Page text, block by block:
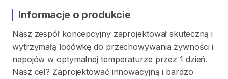
Informacje o produkcie
Nasz zespół koncepcyjny zaprojektował skuteczną i
wytrzymałą lodówkę do przechowywania żywności i
napojów w optymalnej temperaturze przez 1 dzień.
Nasz cel? Zaprojektować innowacyjną i bardzo